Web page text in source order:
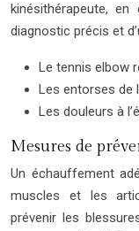
kinésithérapeute,
diagnostic précis et
Le tennis elbow
Les entorses de
Les douleurs à
Mesures de
Un échauffement
muscles et les
prévenir les